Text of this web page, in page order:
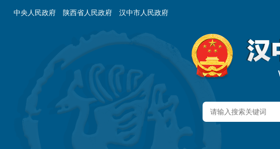
中央人民政府 陕西省人民政府 汉中市人民政府